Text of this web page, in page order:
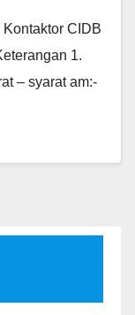
CIDB
1.
– syarat am:-